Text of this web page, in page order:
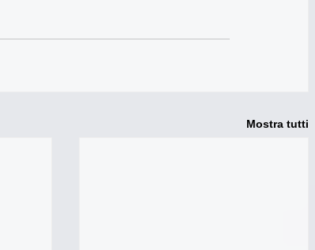
Mostra tutti